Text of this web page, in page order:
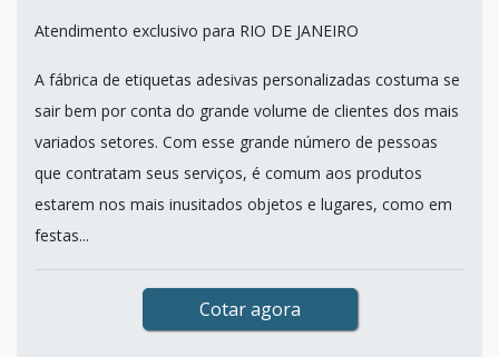
Atendimento exclusivo para RIO DE JANEIRO
A fábrica de etiquetas adesivas personalizadas costuma se
sair bem por conta do grande volume de clientes dos mais
variados setores. Com esse grande número de pessoas
que contratam seus serviços, é comum aos produtos
estarem nos mais inusitados objetos e lugares, como em
festas...
Cotar agora